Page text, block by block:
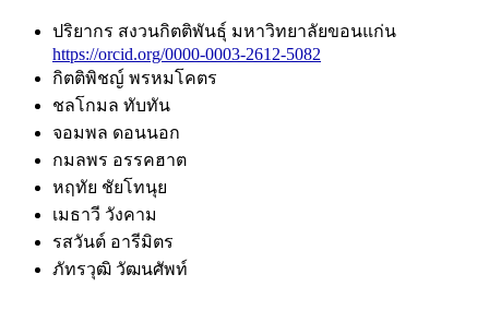
ปริยากร สงวนกิตติพันธุ์ มหาวิทยาลัยขอนแก่น
https://orcid.org/0000-0003-2612-5082
กิตติพิชญ์ พรหมโคตร
ชลโกมล ทับทัน
จอมพล ดอนนอก
กมลพร อรรคฮาต
หฤทัย ชัยโทนุย
เมธาวี วังคาม
รสวันต์ อารีมิตร
ภัทรวุฒิ วัฒนศัพท์